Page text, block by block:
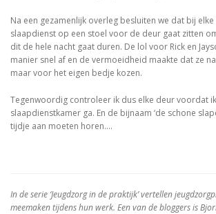
Na een gezamenlijk overleg besluiten we dat bij
slaapdienst op een stoel voor de deur gaat zitten
dit de hele nacht gaat duren. De lol voor Rick en
manier snel af en de vermoeidheid maakte dat ze
maar voor het eigen bedje kozen.
Tegenwoordig controleer ik dus elke deur voordat
slaapdienstkamer ga. En de bijnaam ‘de schone
tijdje aan moeten horen….
In de serie ‘Jeugdzorg in de praktijk’ vertellen
meemaken tijdens hun werk. Een van de bloggers is